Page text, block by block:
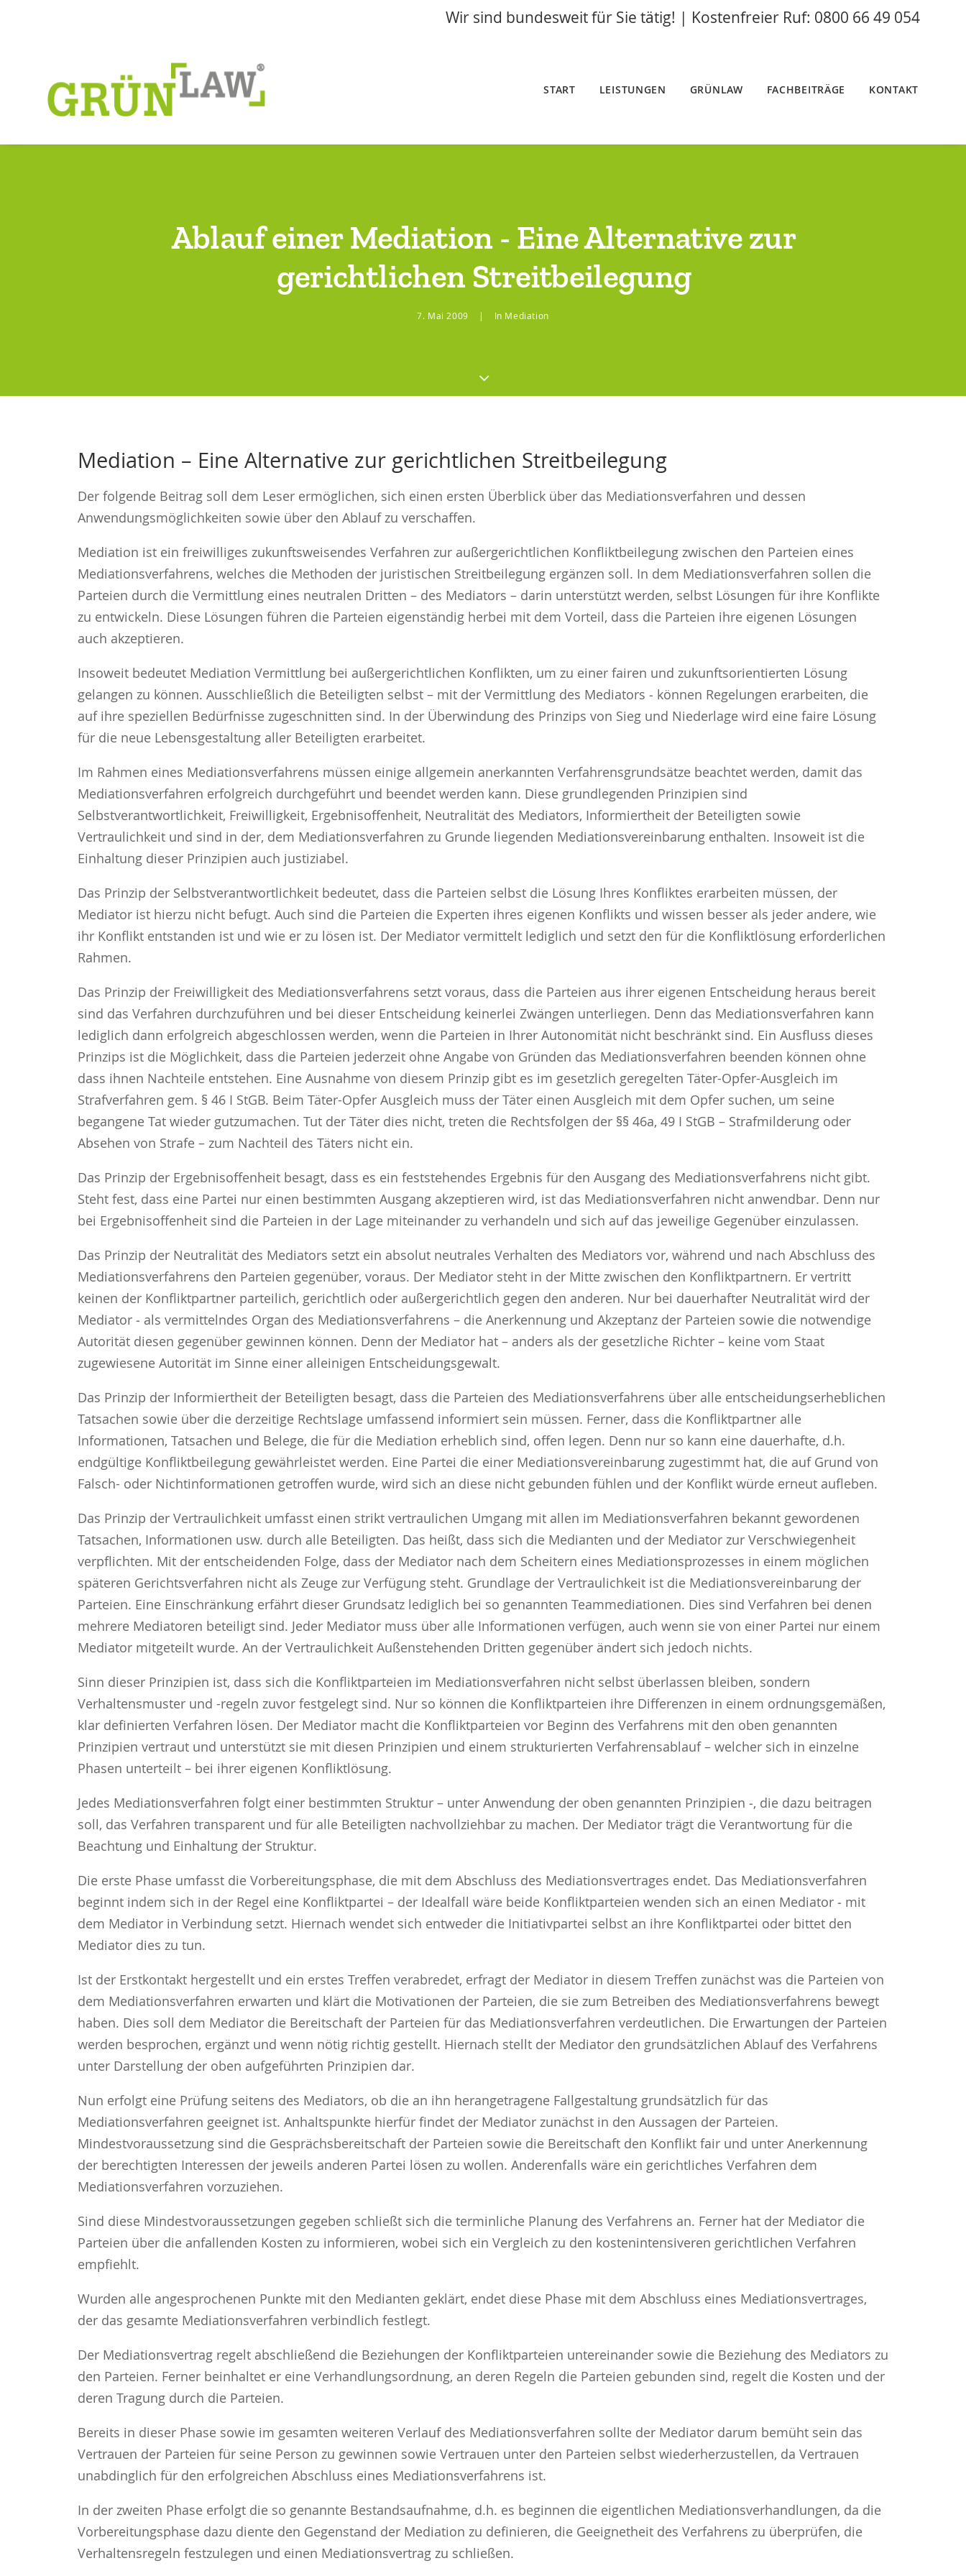
Wir sind bundesweit für Sie tätig! | Kostenfreier Ruf: 0800 66 49 054
START LEISTUNGEN GRÜNLAW FACHBEITRÄGE KONTAKT
Ablauf einer Mediation - Eine Alternative zur
gerichtlichen Streitbeilegung
7. Mai 2009 | In Mediation
Mediation – Eine Alternative zur gerichtlichen Streitbeilegung
Der folgende Beitrag soll dem Leser ermöglichen, sich einen ersten Überblick über das Mediationsverfahren und dessen
Anwendungsmöglichkeiten sowie über den Ablauf zu verschaffen.
Mediation ist ein freiwilliges zukunftsweisendes Verfahren zur außergerichtlichen Konfliktbeilegung zwischen den Parteien eines
Mediationsverfahrens, welches die Methoden der juristischen Streitbeilegung ergänzen soll. In dem Mediationsverfahren sollen die
Parteien durch die Vermittlung eines neutralen Dritten – des Mediators – darin unterstützt werden, selbst Lösungen für ihre Konflikte
zu entwickeln. Diese Lösungen führen die Parteien eigenständig herbei mit dem Vorteil, dass die Parteien ihre eigenen Lösungen
auch akzeptieren.
Insoweit bedeutet Mediation Vermittlung bei außergerichtlichen Konflikten, um zu einer fairen und zukunftsorientierten Lösung
gelangen zu können. Ausschließlich die Beteiligten selbst – mit der Vermittlung des Mediators ‑ können Regelungen erarbeiten, die
auf ihre speziellen Bedürfnisse zugeschnitten sind. In der Überwindung des Prinzips von Sieg und Niederlage wird eine faire Lösung
für die neue Lebensgestaltung aller Beteiligten erarbeitet.
Im Rahmen eines Mediationsverfahrens müssen einige allgemein anerkannten Verfahrensgrundsätze beachtet werden, damit das
Mediationsverfahren erfolgreich durchgeführt und beendet werden kann. Diese grundlegenden Prinzipien sind
Selbstverantwortlichkeit, Freiwilligkeit, Ergebnisoffenheit, Neutralität des Mediators, Informiertheit der Beteiligten sowie
Vertraulichkeit und sind in der, dem Mediationsverfahren zu Grunde liegenden Mediationsvereinbarung enthalten. Insoweit ist die
Einhaltung dieser Prinzipien auch justiziabel.
Das Prinzip der Selbstverantwortlichkeit bedeutet, dass die Parteien selbst die Lösung Ihres Konfliktes erarbeiten müssen, der
Mediator ist hierzu nicht befugt. Auch sind die Parteien die Experten ihres eigenen Konflikts und wissen besser als jeder andere, wie
ihr Konflikt entstanden ist und wie er zu lösen ist. Der Mediator vermittelt lediglich und setzt den für die Konfliktlösung erforderlichen
Rahmen.
Das Prinzip der Freiwilligkeit des Mediationsverfahrens setzt voraus, dass die Parteien aus ihrer eigenen Entscheidung heraus bereit
sind das Verfahren durchzuführen und bei dieser Entscheidung keinerlei Zwängen unterliegen. Denn das Mediationsverfahren kann
lediglich dann erfolgreich abgeschlossen werden, wenn die Parteien in Ihrer Autonomität nicht beschränkt sind. Ein Ausfluss dieses
Prinzips ist die Möglichkeit, dass die Parteien jederzeit ohne Angabe von Gründen das Mediationsverfahren beenden können ohne
dass ihnen Nachteile entstehen. Eine Ausnahme von diesem Prinzip gibt es im gesetzlich geregelten Täter-Opfer-Ausgleich im
Strafverfahren gem. § 46 I StGB. Beim Täter-Opfer Ausgleich muss der Täter einen Ausgleich mit dem Opfer suchen, um seine
begangene Tat wieder gutzumachen. Tut der Täter dies nicht, treten die Rechtsfolgen der §§ 46a, 49 I StGB – Strafmilderung oder
Absehen von Strafe – zum Nachteil des Täters nicht ein.
Das Prinzip der Ergebnisoffenheit besagt, dass es ein feststehendes Ergebnis für den Ausgang des Mediationsverfahrens nicht gibt.
Steht fest, dass eine Partei nur einen bestimmten Ausgang akzeptieren wird, ist das Mediationsverfahren nicht anwendbar. Denn nur
bei Ergebnisoffenheit sind die Parteien in der Lage miteinander zu verhandeln und sich auf das jeweilige Gegenüber einzulassen.
Das Prinzip der Neutralität des Mediators setzt ein absolut neutrales Verhalten des Mediators vor, während und nach Abschluss des
Mediationsverfahrens den Parteien gegenüber, voraus. Der Mediator steht in der Mitte zwischen den Konfliktpartnern. Er vertritt
keinen der Konfliktpartner parteilich, gerichtlich oder außergerichtlich gegen den anderen. Nur bei dauerhafter Neutralität wird der
Mediator ‑ als vermittelndes Organ des Mediationsverfahrens – die Anerkennung und Akzeptanz der Parteien sowie die notwendige
Autorität diesen gegenüber gewinnen können. Denn der Mediator hat – anders als der gesetzliche Richter – keine vom Staat
zugewiesene Autorität im Sinne einer alleinigen Entscheidungsgewalt.
Das Prinzip der Informiertheit der Beteiligten besagt, dass die Parteien des Mediationsverfahrens über alle entscheidungserheblichen
Tatsachen sowie über die derzeitige Rechtslage umfassend informiert sein müssen. Ferner, dass die Konfliktpartner alle
Informationen, Tatsachen und Belege, die für die Mediation erheblich sind, offen legen. Denn nur so kann eine dauerhafte, d.h.
endgültige Konfliktbeilegung gewährleistet werden. Eine Partei die einer Mediationsvereinbarung zugestimmt hat, die auf Grund von
Falsch- oder Nichtinformationen getroffen wurde, wird sich an diese nicht gebunden fühlen und der Konflikt würde erneut aufleben.
Das Prinzip der Vertraulichkeit umfasst einen strikt vertraulichen Umgang mit allen im Mediationsverfahren bekannt gewordenen
Tatsachen, Informationen usw. durch alle Beteiligten. Das heißt, dass sich die Medianten und der Mediator zur Verschwiegenheit
verpflichten. Mit der entscheidenden Folge, dass der Mediator nach dem Scheitern eines Mediationsprozesses in einem möglichen
späteren Gerichtsverfahren nicht als Zeuge zur Verfügung steht. Grundlage der Vertraulichkeit ist die Mediationsvereinbarung der
Parteien. Eine Einschränkung erfährt dieser Grundsatz lediglich bei so genannten Teammediationen. Dies sind Verfahren bei denen
mehrere Mediatoren beteiligt sind. Jeder Mediator muss über alle Informationen verfügen, auch wenn sie von einer Partei nur einem
Mediator mitgeteilt wurde. An der Vertraulichkeit Außenstehenden Dritten gegenüber ändert sich jedoch nichts.
Sinn dieser Prinzipien ist, dass sich die Konfliktparteien im Mediationsverfahren nicht selbst überlassen bleiben, sondern
Verhaltensmuster und -regeln zuvor festgelegt sind. Nur so können die Konfliktparteien ihre Differenzen in einem ordnungsgemäßen,
klar definierten Verfahren lösen. Der Mediator macht die Konfliktparteien vor Beginn des Verfahrens mit den oben genannten
Prinzipien vertraut und unterstützt sie mit diesen Prinzipien und einem strukturierten Verfahrensablauf – welcher sich in einzelne
Phasen unterteilt – bei ihrer eigenen Konfliktlösung.
Jedes Mediationsverfahren folgt einer bestimmten Struktur – unter Anwendung der oben genannten Prinzipien ‑, die dazu beitragen
soll, das Verfahren transparent und für alle Beteiligten nachvollziehbar zu machen. Der Mediator trägt die Verantwortung für die
Beachtung und Einhaltung der Struktur.
Die erste Phase umfasst die Vorbereitungsphase, die mit dem Abschluss des Mediationsvertrages endet. Das Mediationsverfahren
beginnt indem sich in der Regel eine Konfliktpartei – der Idealfall wäre beide Konfliktparteien wenden sich an einen Mediator ‑ mit
dem Mediator in Verbindung setzt. Hiernach wendet sich entweder die Initiativpartei selbst an ihre Konfliktpartei oder bittet den
Mediator dies zu tun.
Ist der Erstkontakt hergestellt und ein erstes Treffen verabredet, erfragt der Mediator in diesem Treffen zunächst was die Parteien von
dem Mediationsverfahren erwarten und klärt die Motivationen der Parteien, die sie zum Betreiben des Mediationsverfahrens bewegt
haben. Dies soll dem Mediator die Bereitschaft der Parteien für das Mediationsverfahren verdeutlichen. Die Erwartungen der Parteien
werden besprochen, ergänzt und wenn nötig richtig gestellt. Hiernach stellt der Mediator den grundsätzlichen Ablauf des Verfahrens
unter Darstellung der oben aufgeführten Prinzipien dar.
Nun erfolgt eine Prüfung seitens des Mediators, ob die an ihn herangetragene Fallgestaltung grundsätzlich für das
Mediationsverfahren geeignet ist. Anhaltspunkte hierfür findet der Mediator zunächst in den Aussagen der Parteien.
Mindestvoraussetzung sind die Gesprächsbereitschaft der Parteien sowie die Bereitschaft den Konflikt fair und unter Anerkennung
der berechtigten Interessen der jeweils anderen Partei lösen zu wollen. Anderenfalls wäre ein gerichtliches Verfahren dem
Mediationsverfahren vorzuziehen.
Sind diese Mindestvoraussetzungen gegeben schließt sich die terminliche Planung des Verfahrens an. Ferner hat der Mediator die
Parteien über die anfallenden Kosten zu informieren, wobei sich ein Vergleich zu den kostenintensiveren gerichtlichen Verfahren
empfiehlt.
Wurden alle angesprochenen Punkte mit den Medianten geklärt, endet diese Phase mit dem Abschluss eines Mediationsvertrages,
der das gesamte Mediationsverfahren verbindlich festlegt.
Der Mediationsvertrag regelt abschließend die Beziehungen der Konfliktparteien untereinander sowie die Beziehung des Mediators zu
den Parteien. Ferner beinhaltet er eine Verhandlungsordnung, an deren Regeln die Parteien gebunden sind, regelt die Kosten und der
deren Tragung durch die Parteien.
Bereits in dieser Phase sowie im gesamten weiteren Verlauf des Mediationsverfahren sollte der Mediator darum bemüht sein das
Vertrauen der Parteien für seine Person zu gewinnen sowie Vertrauen unter den Parteien selbst wiederherzustellen, da Vertrauen
unabdinglich für den erfolgreichen Abschluss eines Mediationsverfahrens ist.
In der zweiten Phase erfolgt die so genannte Bestandsaufnahme, d.h. es beginnen die eigentlichen Mediationsverhandlungen, da die
Vorbereitungsphase dazu diente den Gegenstand der Mediation zu definieren, die Geeignetheit des Verfahrens zu überprüfen, die
Verhaltensregeln festzulegen und einen Mediationsvertrag zu schließen.